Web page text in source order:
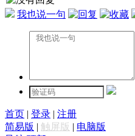
我也说一句
首页 | 登录 | 注册
简易版 | 触屏版 | 电脑版